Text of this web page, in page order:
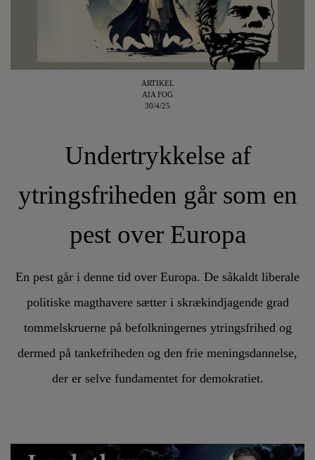
ARTIKEL
AIA FOG
30/4/25
Undertrykkelse af
ytringsfriheden går som en
pest over Europa
En pest går i denne tid over Europa. De såkaldt liberale
politiske magthavere sætter i skrækindjagende grad
tommelskruerne på befolkningernes ytringsfrihed og
dermed på tankefriheden og den frie meningsdannelse,
der er selve fundamentet for demokratiet.